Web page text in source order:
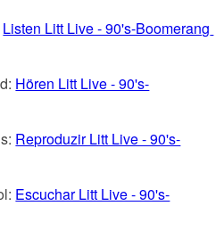
Listen Litt Live - 90's-Boomerang
Hören Litt Live - 90's-
Reproduzir Litt Live - 90's-
Escuchar Litt Live - 90's-